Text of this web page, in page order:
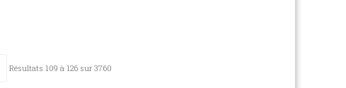
Résultats 109 à 126 sur 3760